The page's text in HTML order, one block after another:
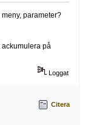
parameter?
på
Loggat
Citera